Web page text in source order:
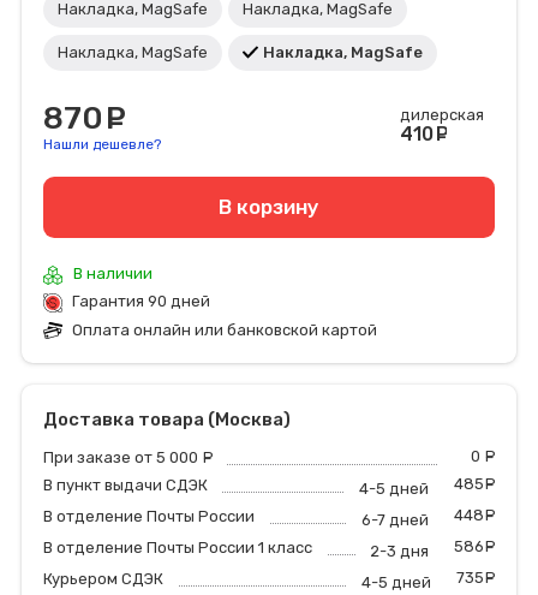
Накладка, MagSafe Накладка, MagSafe
Накладка, MagSafe Накладка, MagSafe
870
Нашли дешевле?
дилерская
410
В корзину
В наличии
Гарантия 90 дней
Оплата онлайн или банковской картой
Доставка товара (Москва)
При заказе от 5 000 0
В пункт выдачи СДЭК
4-5 дней 485
В отделение Почты России
6-7 дней 448
В отделение Почты России 1 класс
2-3 дня 586
Курьером СДЭК
4-5 дней 735